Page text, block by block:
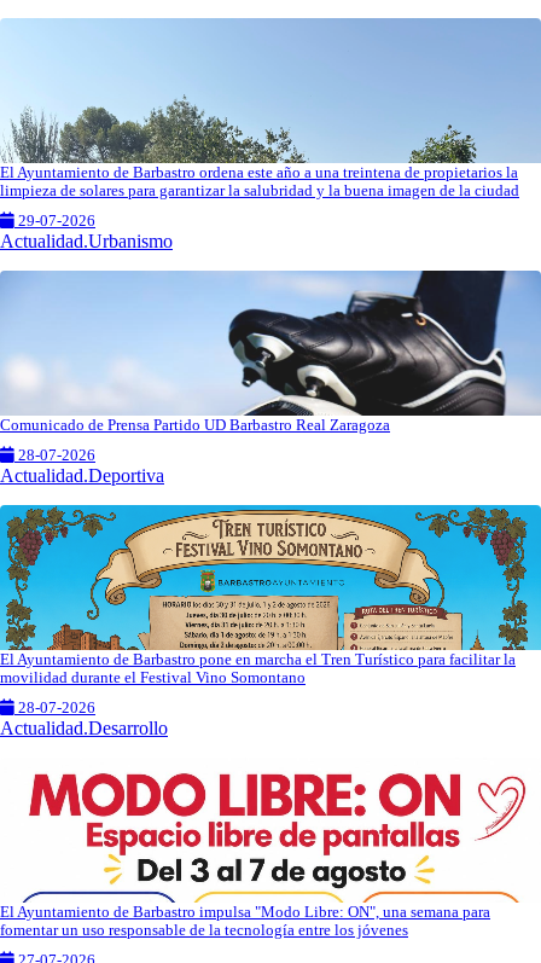
El Ayuntamiento de Barbastro ordena este año a una treintena de propietarios la
limpieza de solares para garantizar la salubridad y la buena imagen de la ciudad
29-07-2026
Actualidad.Urbanismo
Comunicado de Prensa Partido UD Barbastro Real Zaragoza
28-07-2026
Actualidad.Deportiva
El Ayuntamiento de Barbastro pone en marcha el Tren Turístico para facilitar la
movilidad durante el Festival Vino Somontano
28-07-2026
Actualidad.Desarrollo
El Ayuntamiento de Barbastro impulsa "Modo Libre: ON", una semana para
fomentar un uso responsable de la tecnología entre los jóvenes